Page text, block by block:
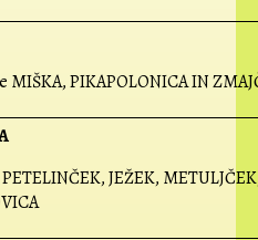
PIKAPOLONICA IN
JEŽEK,